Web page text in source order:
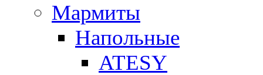
Мармиты
Напольные
ATESY